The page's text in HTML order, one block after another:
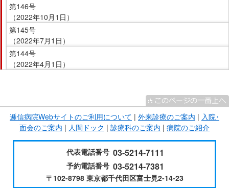
第146号
（2022年10月1日）
第145号
（2022年7月1日）
第144号
（2022年4月1日）
ま逓信病院Webサイトのご利用について | 外来診療のご案内 | 入院･
面会のご案内 | 人間ドック | 診療科のご案内 | 病院のご紹介
代表電話番号 03-5214-7111
予約電話番号 03-5214-7381
〒102-8798 東京都千代田区富士見2-14-23